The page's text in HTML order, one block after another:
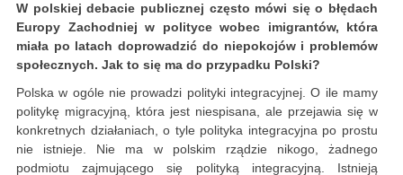
W polskiej debacie publicznej często mówi się o błędach
Europy Zachodniej w polityce wobec imigrantów, która
miała po latach doprowadzić do niepokojów i problemów
społecznych. Jak to się ma do przypadku Polski?
Polska w ogóle nie prowadzi polityki integracyjnej. O ile mamy
politykę migracyjną, która jest niespisana, ale przejawia się w
konkretnych działaniach, o tyle polityka integracyjna po prostu
nie istnieje. Nie ma w polskim rządzie nikogo, żadnego
podmiotu zajmującego się polityką integracyjną. Istnieją